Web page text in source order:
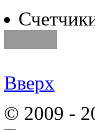
Вверх
© 2009 -